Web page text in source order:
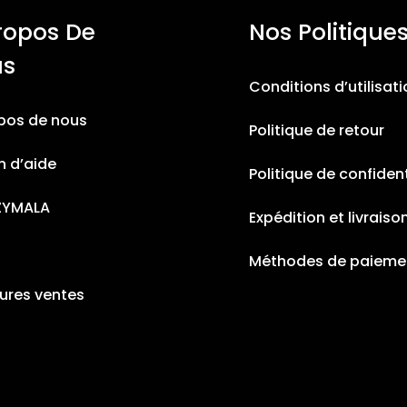
De
de nous
d’aide
ventes
Nos
Conditions
Politique de retour
Politique de
Expédition et
Méthodes de